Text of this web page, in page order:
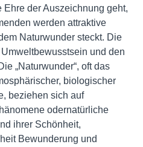
der Auszeichnung geht,
werden attraktive
Naturwunder steckt. Die
und den
„Naturwunder“, oft das
biologischer
beziehen sich auf
odernatürliche
ihrer Schönheit,
Bewunderung und